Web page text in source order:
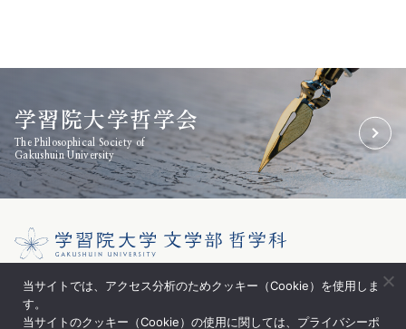
学習院大学哲学会
The Philosophical Society of
Gakushuin University
〒171-8588 東京都豊島区目白1-5-1
学習院大学 文学部哲学科
当サイトでは、アクセス分析のためクッキー（Cookie）を使用しま
す。
当サイトのクッキー（Cookie）の使用に関しては、プライバシーポ